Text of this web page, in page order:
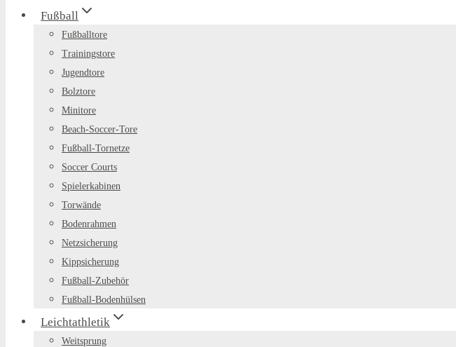
Fußball
Fußballtore
Trainingstore
Jugendtore
Bolztore
Minitore
Beach-Soccer-Tore
Fußball-Tornetze
Soccer Courts
Spielerkabinen
Torwände
Bodenrahmen
Netzsicherung
Kippsicherung
Fußball-Zubehör
Fußball-Bodenhülsen
Leichtathletik
Weitsprung